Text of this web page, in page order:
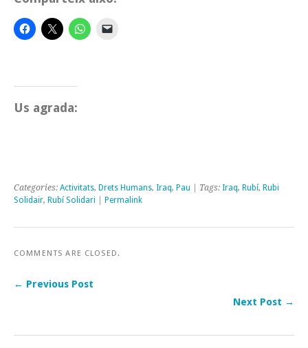
Us agrada:
Categories: Activitats, Drets Humans, Iraq, Pau | Tags: Iraq, Rubí, Rubi
Solidair, Rubí Solidari Permalink
COMMENTS ARE CLOSED.
← Previous Post
Next Post →